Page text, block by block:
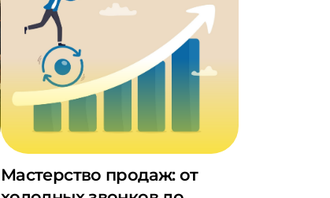
Мастерство продаж: от